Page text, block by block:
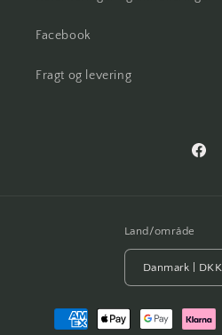
Facebook
Fragt og levering
Land/område
Betalingsmetoder